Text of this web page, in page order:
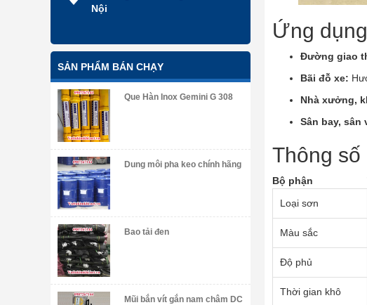
Ứng
Đường giao
Bãi đỗ xe:
Nhà xưởng,
Sân bay, sân
Thông số
Bộ phận
Loại sơn
Màu sắc
Độ phủ
Thời gian khô
Nội
SẢN PHẨM BÁN CHẠY
Que Hàn Inox Gemini G 308
Dung môi pha keo chính hãng
Bao tải đen
Mũi bắn vít gắn nam châm DC